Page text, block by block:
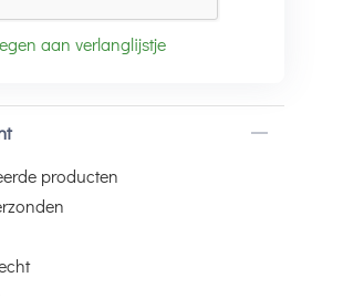
aan verlanglijstje
producten